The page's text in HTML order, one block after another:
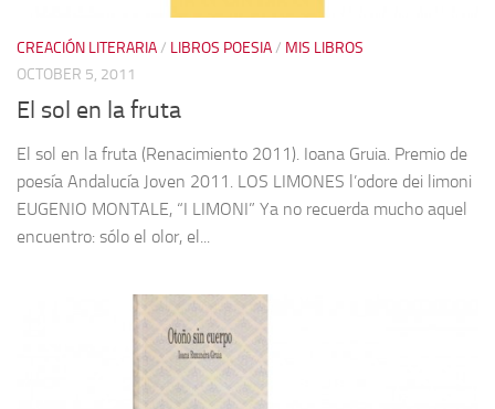
CREACIÓN LITERARIA/ LIBROS POESIA/ MIS LIBROS
OCTOBER 5, 2011
El sol en la fruta
El sol en la fruta (Renacimiento 2011). Ioana Gruia. Premio de
poesía Andalucía Joven 2011. LOS LIMONES l’odore dei limoni
EUGENIO MONTALE, “I LIMONI” Ya no recuerda mucho aquel
encuentro: sólo el olor, el...